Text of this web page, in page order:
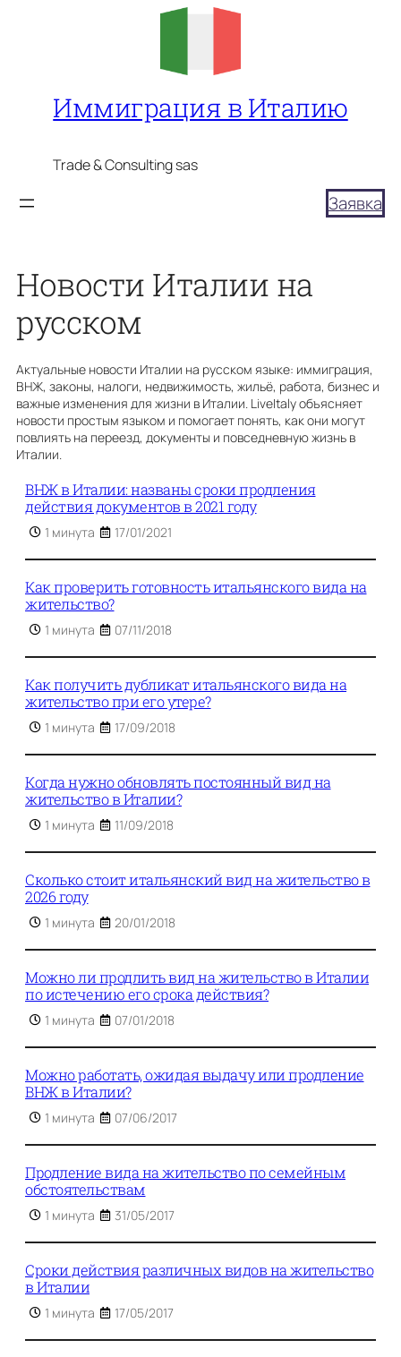
Иммиграция в Италию
Trade & Consulting sas
Заявка
Новости Италии на
русском
Актуальные новости Италии на русском языке: иммиграция,
ВНЖ, законы, налоги, недвижимость, жильё, работа, бизнес и
важные изменения для жизни в Италии. LiveItaly объясняет
новости простым языком и помогает понять, как они могут
повлиять на переезд, документы и повседневную жизнь в
Италии.
ВНЖ в Италии: названы сроки продления
действия документов в 2021 году
1 минута 17/01/2021
Как проверить готовность итальянского вида на
жительство?
1 минута 07/11/2018
Как получить дубликат итальянского вида на
жительство при его утере?
1 минута 17/09/2018
Когда нужно обновлять постоянный вид на
жительство в Италии?
1 минута 11/09/2018
Сколько стоит итальянский вид на жительство в
2026 году
1 минута 20/01/2018
Можно ли продлить вид на жительство в Италии
по истечению его срока действия?
1 минута 07/01/2018
Можно работать, ожидая выдачу или продление
ВНЖ в Италии?
1 минута 07/06/2017
Продление вида на жительство по семейным
обстоятельствам
1 минута 31/05/2017
Сроки действия различных видов на жительство
в Италии
1 минута 17/05/2017